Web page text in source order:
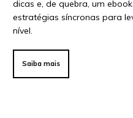
dicas e, de quebra, um
estratégias síncronas para
nível.
Saiba mais